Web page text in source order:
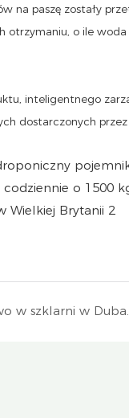
na paszę zostały
otrzymaniu, o ile woda
inteligentnego
dostarczonych przez
Hydroponiczne